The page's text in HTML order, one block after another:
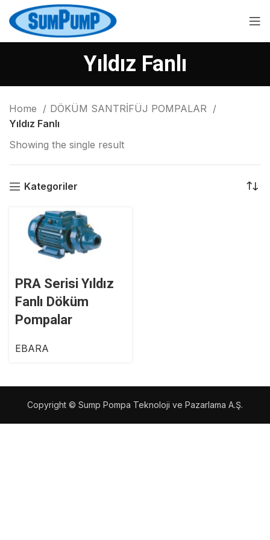
Yıldız Fanlı
Home
DÖKÜM SANTRİFÜJ POMPALAR
Yıldız Fanlı
Showing the single result
Kategoriler
PRA Serisi Yıldız
Fanlı Döküm
Pompalar
EBARA
Copyright © Sump Pompa Teknoloji ve Pazarlama A.Ş.